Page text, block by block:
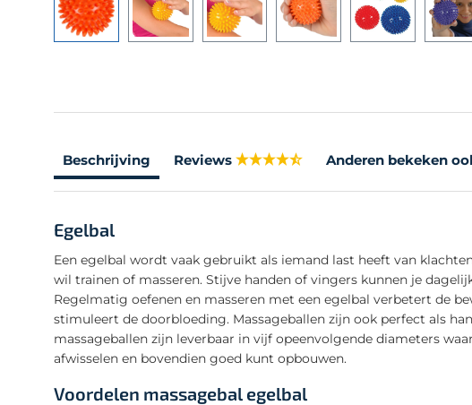
Beschrijving Reviews Anderen bekeken
Egelbal
Een egelbal wordt vaak gebruikt als iemand last heeft van
wil trainen of masseren. Stijve handen of vingers kunnen je
Regelmatig oefenen en masseren met een egelbal verbetert de
stimuleert de doorbloeding. Massageballen zijn ook perfect als
massageballen zijn leverbaar in vijf opeenvolgende diameters
afwisselen en bovendien goed kunt opbouwen.
Voordelen massagebal egelbal